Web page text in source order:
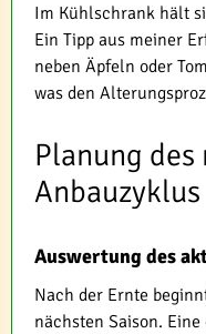
Im Kühlschrank hält
Ein Tipp aus meiner
neben Äpfeln oder
was den
Planung des
Anbauzyklus
Auswertung des
Nach der Ernte
nächsten Saison.